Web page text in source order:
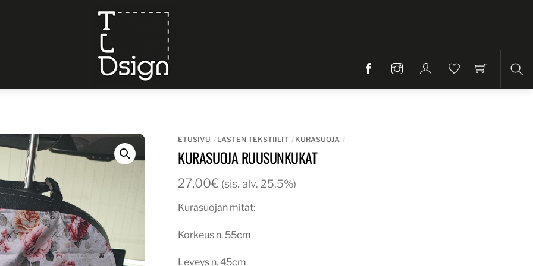
ETUSIVU LASTEN TEKSTIILIT KURASUOJA
KURASUOJA RUUSUNKUKAT
27,00€ (sis. alv. 25,5%)
Kurasuojan mitat:
Korkeus n. 55cm
Leveys n. 45cm